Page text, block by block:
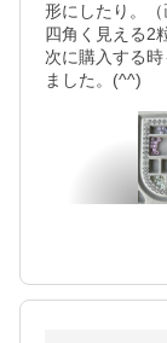
形にしたり。（
四角く見える2
次に購入する
ました。(^^)